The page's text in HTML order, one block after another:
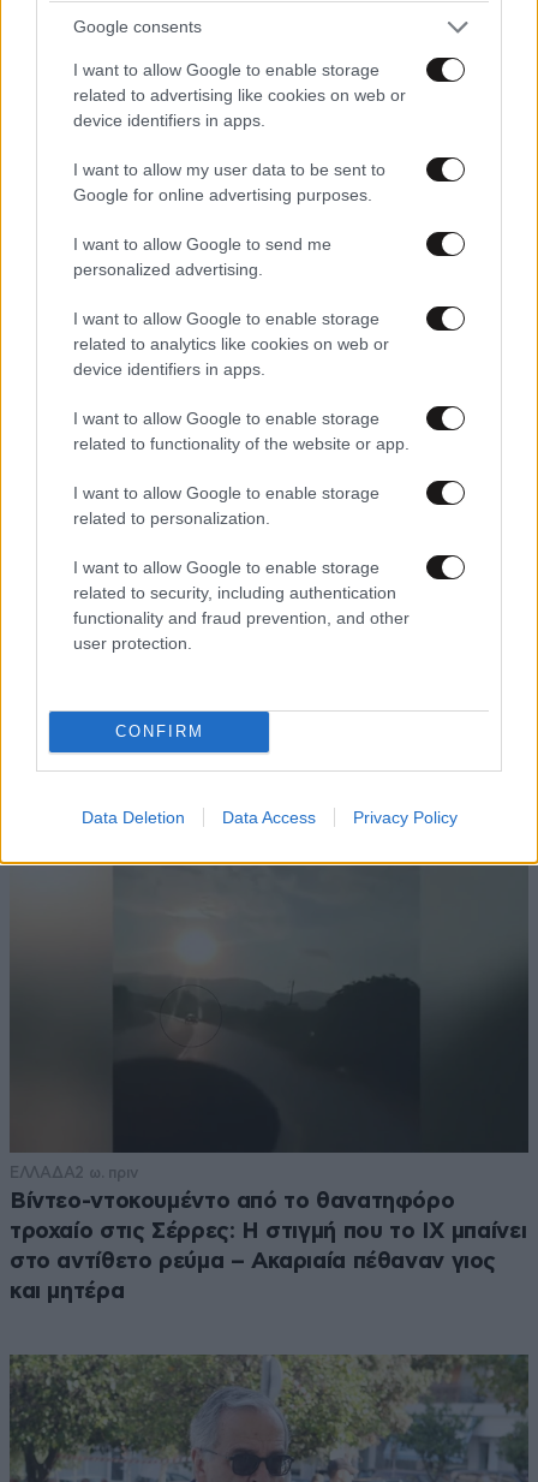
Google consents
I want to allow Google to enable storage
related to advertising like cookies on web or
device identifiers in apps.
I want to allow my user data to be sent to
Google for online advertising purposes.
I want to allow Google to send me
personalized advertising.
I want to allow Google to enable storage
related to analytics like cookies on web or
device identifiers in apps.
I want to allow Google to enable storage
related to functionality of the website or app.
I want to allow Google to enable storage
related to personalization.
I want to allow Google to enable storage
related to security, including authentication
functionality and fraud prevention, and other
user protection.
CONFIRM
Data Deletion Data Access Privacy Policy
ΕΛΛΑΔΑ2 ω. πριν
Βίντεο-ντοκουμέντο από το θανατηφόρο
τροχαίο στις Σέρρες: Η στιγμή που το ΙΧ μπαίνει
στο αντίθετο ρεύμα – Ακαριαία πέθαναν γιος
και μητέρα